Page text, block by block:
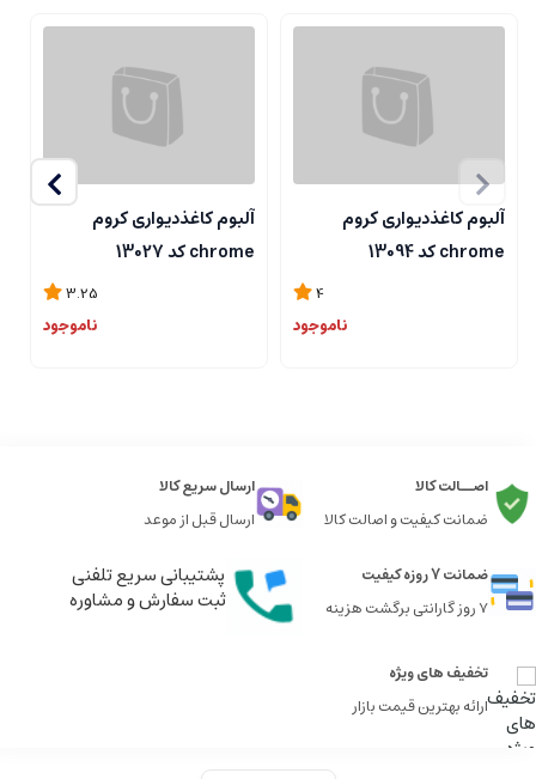
آلبوم کاغذدیواری کروم
chrome کد 13094
4
ناموجود
آلبوم کاغذدیواری کروم
chrome کد 13027
3.25
ناموجود
اصــالت کالا
ضمانت کیفیت و اصالت کالا
ارسال سریع کالا
ارسال قبل از موعد
ضمانت 7 روزه کیفیت
7 روز گارانتی برگشت هزینه
پشتیبانی سریع تلفنی
ثبت سفارش و مشاوره
تخفیف های ویژه
ارائه بهترین قیمت بازار